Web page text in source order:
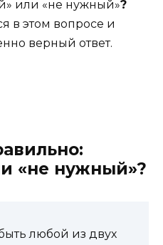
или «не нужный»?
в этом вопросе и
верный ответ.
«не нужный»?
любой из двух